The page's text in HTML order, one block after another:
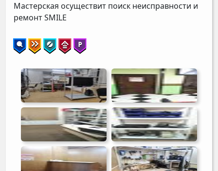
Мастерская осуществит поиск неисправности и
ремонтSMILE